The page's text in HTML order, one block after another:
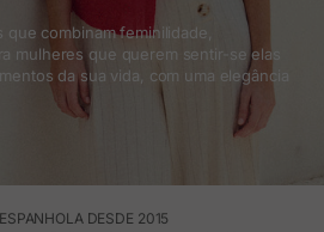
que combinam feminilidade,
mulheres que querem sentir-se elas
da sua vida, com uma elegância
DESDE 2015